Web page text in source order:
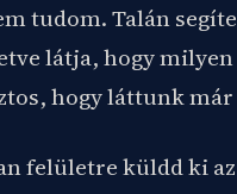
tudom. Talán
látja, hogy
hogy láttunk
felületre küldd ki